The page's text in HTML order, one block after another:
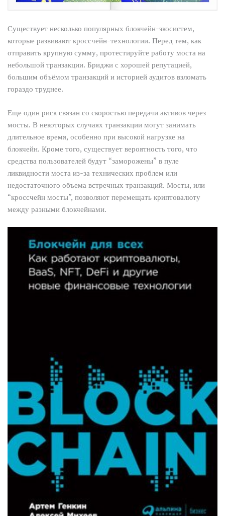
Существует несколько популярных блокчейн-экосистем,
которые развивают кроссчейн-технологии. Перед тем, как
отправить крупную сумму, протестируйте работу моста на
небольшой транзакции. Бриджи с хорошей репутацией,
большим объёмом транзакций и историей аудитов взломать
гораздо труднее.
Еще один риск связан со скоростью передачи активов через
мосты. В некоторых случаях транзакции могут занимать
длительное время, особенно при высокой нагрузке на
блокчейн. Кроме того, существует вероятность того, что
средства пользователей будут “заморожены” в пуле
ликвидности моста из-за технических проблем или
недостаточного объема встречных транзакций. Мосты, или
“кроссчейн мосты”, позволяют перемещать криптовалюту
между разными блокчейнами.